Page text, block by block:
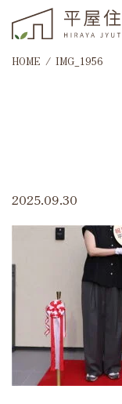
HOME IMG_1956
2025.09.30